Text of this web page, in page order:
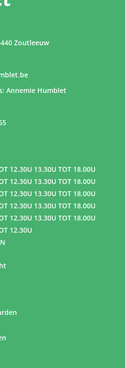
Zoutleeuw
Annemie Humblet
12.30U 13.30U TOT 18.00U
12.30U 13.30U TOT 18.00U
12.30U 13.30U TOT 18.00U
12.30U 13.30U TOT 18.00U
12.30U 13.30U TOT 18.00U
12.30U